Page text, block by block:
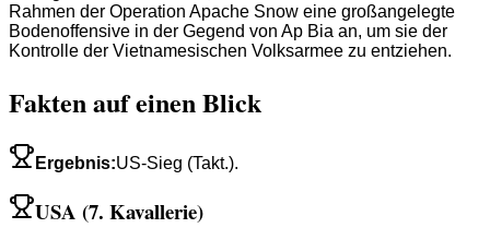
Rahmen der Operation Apache Snow eine großangelegte
Bodenoffensive in der Gegend von Ap Bia an, um sie der
Kontrolle der Vietnamesischen Volksarmee zu entziehen.
Fakten auf einen Blick
Ergebnis:US-Sieg (Takt.).
USA (7. Kavallerie)